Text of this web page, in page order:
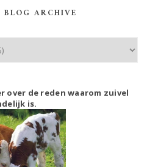
BLOG ARCHIVE
over de reden waarom zuivel
is.